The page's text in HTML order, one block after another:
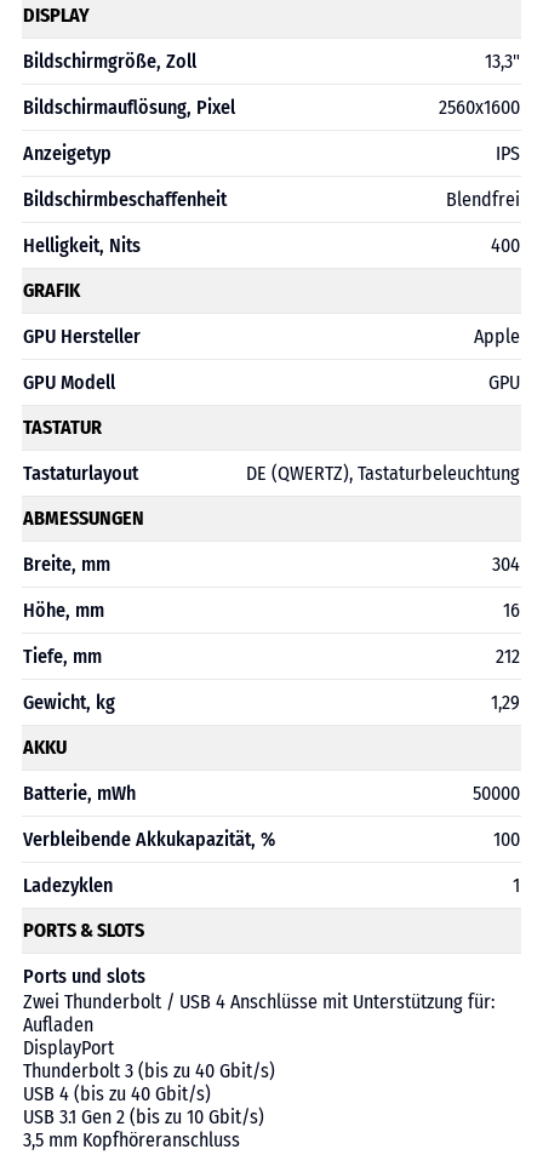
DISPLAY
Bildschirmgröße, Zoll
13,3"
Bildschirmauflösung, Pixel
2560x1600
Anzeigetyp
IPS
Bildschirmbeschaffenheit
Blendfrei
Helligkeit, Nits
400
GRAFIK
GPU Hersteller
Apple
GPU Modell
GPU
TASTATUR
Tastaturlayout
DE (QWERTZ), Tastaturbeleuchtung
ABMESSUNGEN
Breite, mm
304
Höhe, mm
16
Tiefe, mm
212
Gewicht, kg
1,29
AKKU
Batterie, mWh
50000
Verbleibende Akkukapazität, %
100
Ladezyklen
1
PORTS & SLOTS
Ports und slots
Zwei Thunderbolt / USB 4 Anschlüsse mit Unterstützung für:
Aufladen
DisplayPort
Thunderbolt 3 (bis zu 40 Gbit/s)
USB 4 (bis zu 40 Gbit/s)
USB 3.1 Gen 2 (bis zu 10 Gbit/s)
3,5 mm Kopfhörer­anschluss